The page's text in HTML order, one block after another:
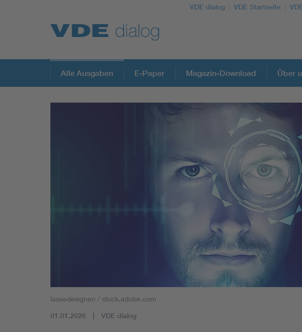
VDE dialog VDE Startseite
Alle Ausgaben E-Paper Magazin-Download Über
lassedesignen / stock.adobe.com
01.01.2026 VDE dialog